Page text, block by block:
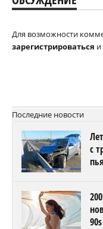
Для возможности
зарегистрироваться
Последние новости
с